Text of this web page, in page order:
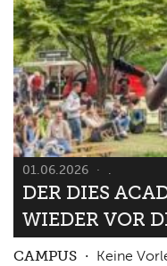
01.06.2026 .
DER DIES
WIEDER VOR
CAMPUS
Keine